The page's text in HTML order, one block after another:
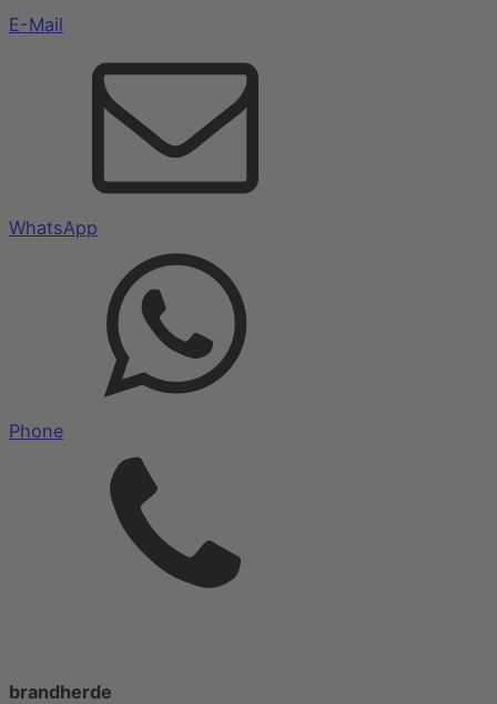
E-Mail
WhatsApp
Phone
brandherde